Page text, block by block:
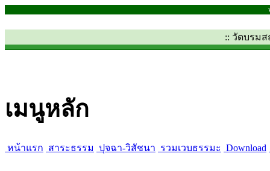
:: วัดบรม
เมนูหลัก
หน้าแรก สาระธรรม ปุจฉา-วิสัชนา รวมเวบธรรมะ Download